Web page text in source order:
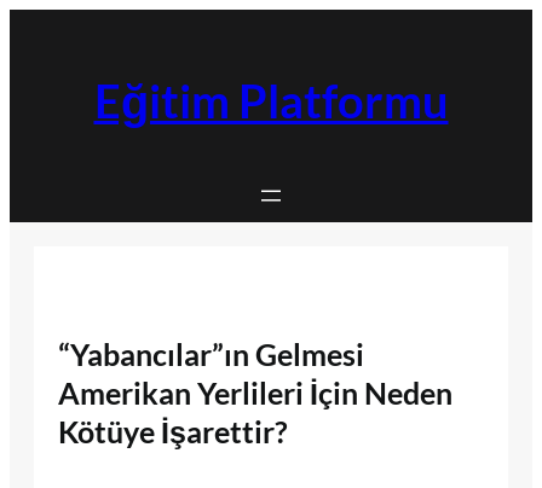
Eğitim Platformu
“Yabancılar”ın Gelmesi
Amerikan Yerlileri İçin Neden
Kötüye İşarettir?